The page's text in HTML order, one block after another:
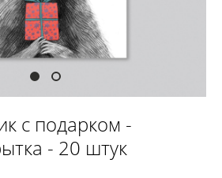
с подарком -
- 20 штук